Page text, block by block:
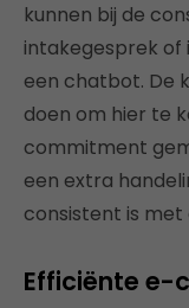
kunnen bij de
intakegesprek of
een chatbot. De
doen om hier te
commitment
een extra
consistent is
Efficiënte e-